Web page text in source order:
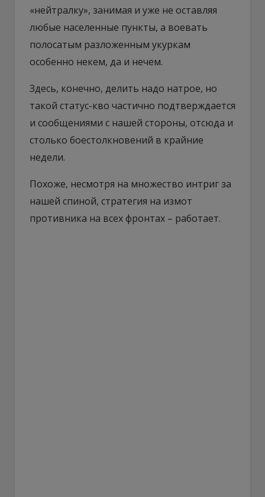
«нейтралку», занимая и уже не оставляя
любые населенные пункты, а воевать
полосатым разложенным укуркам
особенно некем, да и нечем.
Здесь, конечно, делить надо натрое, но
такой статус-кво частично подтверждается
и сообщениями с нашей стороны, отсюда и
столько боестолкновений в крайние
недели.
Похоже, несмотря на множество интриг за
нашей спиной, стратегия на измот
противника на всех фронтах – работает.